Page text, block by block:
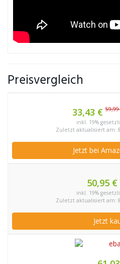
Preisvergleich
33,43 €
inkl. 19%
Zuletzt aktualisiert am:
Jetzt bei
50,95 €
inkl. 19%
Zuletzt aktualisiert am:
Jetzt